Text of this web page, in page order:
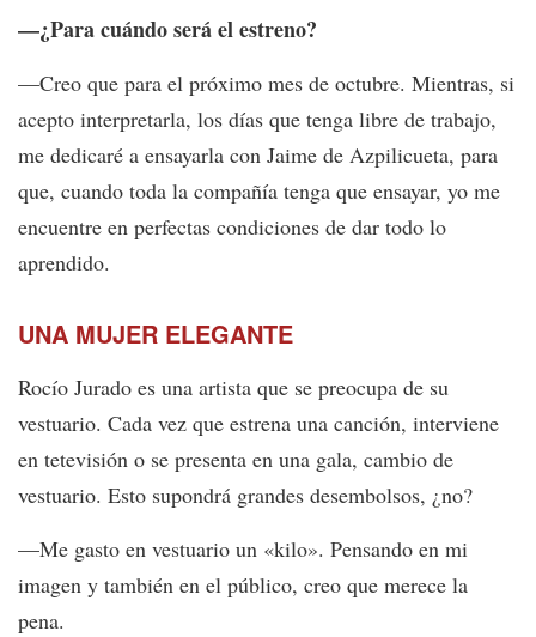
—¿Para cuándo será el estreno?
—Creo que para el próximo mes de octubre. Mientras, si
acepto interpretarla, los días que tenga libre de trabajo,
me dedicaré a ensayarla con Jaime de Azpilicueta, para
que, cuando toda la compañía tenga que ensayar, yo me
encuentre en perfectas condiciones de dar todo lo
aprendido.
UNA MUJER ELEGANTE
Rocío Jurado es una artista que se preocupa de su
vestuario. Cada vez que estrena una canción, interviene
en tetevisión o se presenta en una gala, cambio de
vestuario. Esto supondrá grandes desembolsos, ¿no?
—Me gasto en vestuario un «kilo». Pensando en mi
imagen y también en el público, creo que merece la
pena.